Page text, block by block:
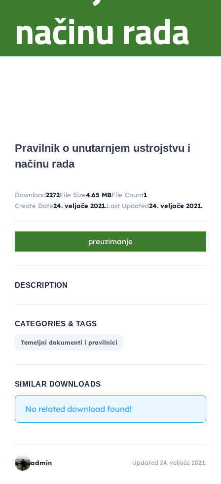
načinu rada
Pravilnik o unutarnjem ustrojstvu i
načinu rada
Download2272File Size4.65 MBFile Count1
Create Date24. veljače 2021.Last Updated24. veljače 2021.
preuzimanje
DESCRIPTION
CATEGORIES & TAGS
Temeljni dokumenti i pravilnici
SIMILAR DOWNLOADS
No related download found!
admin Updated 24. veljače 2021.